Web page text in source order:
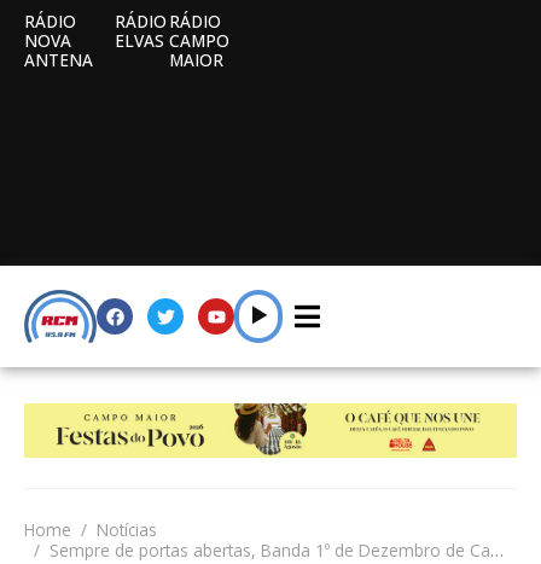
RÁDIO
NOVA
ANTENA
RÁDIO
ELVAS
RÁDIO
CAMPO
MAIOR
Home
Notícias
Sempre de portas abertas, Banda 1º de Dezembro de Campo Maior tem vindo a unir gerações na sua Escola de Música